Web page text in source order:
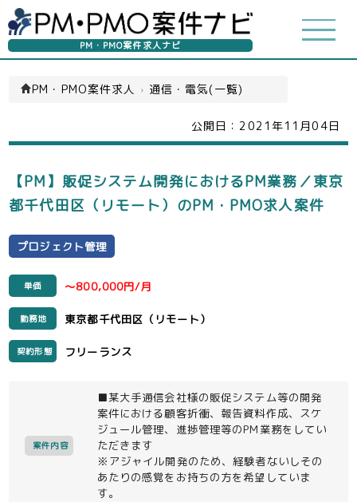
PM・PMO案件求人ナビ
PM・PMO案件求人 › 通信・電気(一覧)
公開日： 2021年11月04日
【PM】販促システム開発におけるPM業務／東京
都千代田区（リモート）のPM・PMO求人案件
プロジェクト管理
単価 ～800,000円/月
勤務地 東京都千代田区（リモート）
契約形態 フリーランス
案件内容
■某大手通信会社様の販促システム等の開発
案件における顧客折衝、報告資料作成、スケ
ジュール管理、進捗管理等のPM業務をしてい
ただきます
※アジャイル開発のため、経験者ないしその
あたりの感覚をお持ちの方を希望していま
す。